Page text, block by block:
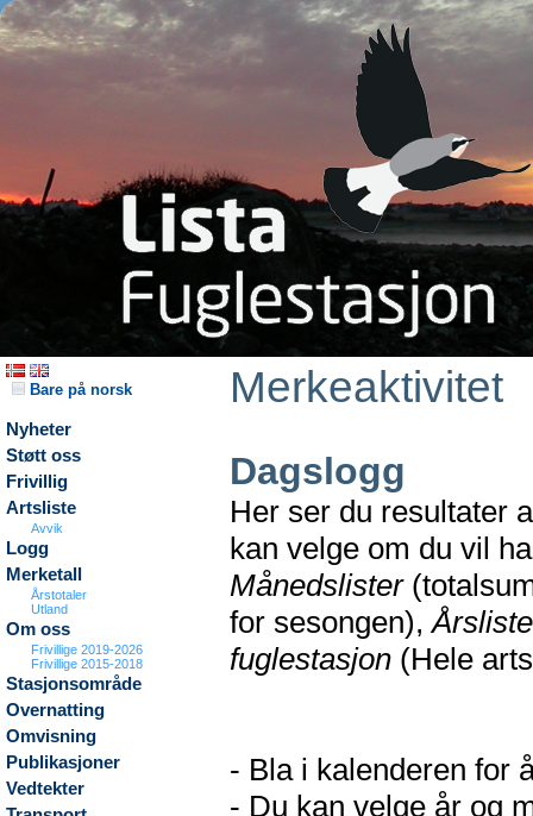
Bare på norsk
Nyheter
Støtt oss
Frivillig
Artsliste
Avvik
Logg
Merketall
Årstotaler
Utland
Om oss
Frivillige 2019-2026
Frivillige 2015-2018
Stasjonsområde
Overnatting
Omvisning
Publikasjoner
Vedtekter
Merkeaktivitet
Dagslogg
Her ser du resultater
kan velge om du vil
Månedslister
for sesongen),
fuglestasjon (Hele
- Bla i kalenderen for
- Du kan velge år og